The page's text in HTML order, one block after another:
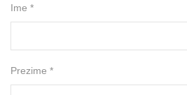
Ime *
Prezime *